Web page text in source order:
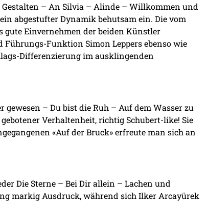
Gestalten – An Silvia – Alinde – Willkommen und
abgestufter Dynamik behutsam ein. Die vom
gute Einvernehmen der beiden Künstler
Führungs-Funktion Simon Leppers ebenso wie
Differenzierung im ausklingenden
– Du bist die Ruh – Auf dem Wasser zu
Verhaltenheit, richtig Schubert-like! Sie
«Auf der Bruck» erfreute man sich an
Die Sterne – Bei Dir allein – Lachen und
markig Ausdruck, während sich Ilker Arcayürek